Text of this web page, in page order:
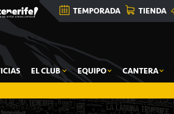
TEMPORADA TIENDA
EL CLUB EQUIPO CANTERA